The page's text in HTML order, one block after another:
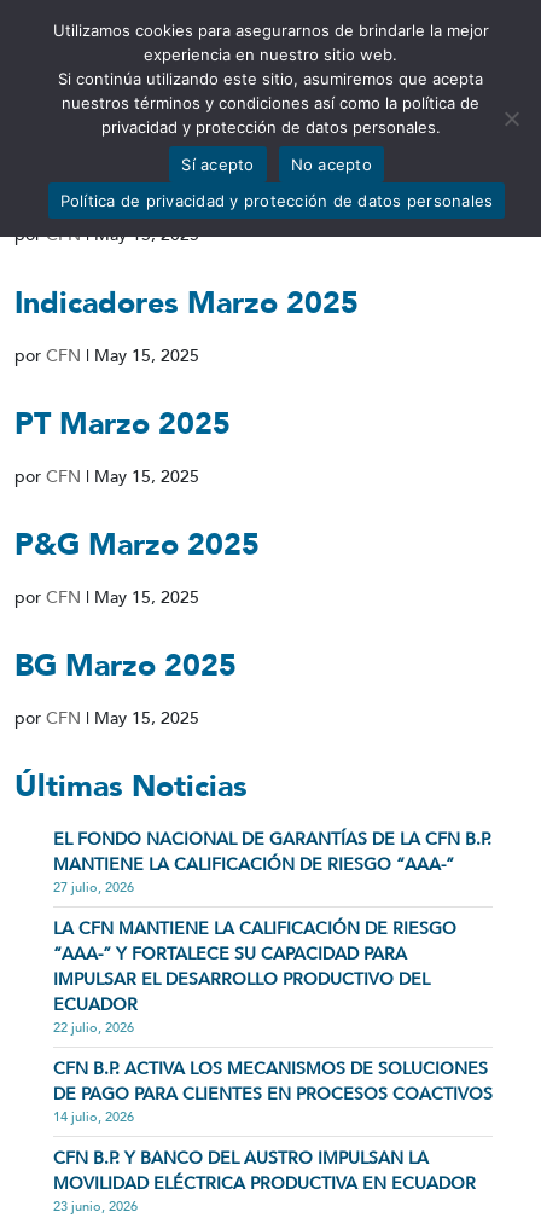
Abrir barra de herramientas
Calificación Marzo 2025
porCFN|May 15, 2025
Indicadores Marzo 2025
por CFN | May 15, 2025
PT Marzo 2025
por CFN | May 15, 2025
P&G Marzo 2025
por CFN | May 15, 2025
BG Marzo 2025
por CFN | May 15, 2025
Últimas Noticias
EL FONDO NACIONAL DE GARANTÍAS DE LA CFN B.P.
MANTIENE LA CALIFICACIÓN DE RIESGO “AAA-”
27 julio, 2026
LA CFN MANTIENE LA CALIFICACIÓN DE RIESGO
“AAA-” Y FORTALECE SU CAPACIDAD PARA
IMPULSAR EL DESARROLLO PRODUCTIVO DEL
ECUADOR
22 julio, 2026
CFN B.P. ACTIVA LOS MECANISMOS DE SOLUCIONES
DE PAGO PARA CLIENTES EN PROCESOS COACTIVOS
14 julio, 2026
CFN B.P. Y BANCO DEL AUSTRO IMPULSAN LA
MOVILIDAD ELÉCTRICA PRODUCTIVA EN ECUADOR
23 junio, 2026
Utilizamos cookies para asegurarnos de brindarle la mejor
experiencia en nuestro sitio web.
Si continúa utilizando este sitio, asumiremos que acepta
nuestros términos y condiciones así como la política de
privacidad y protección de datos personales.
Sí acepto
No acepto
Política de privacidad y protección de datos personales